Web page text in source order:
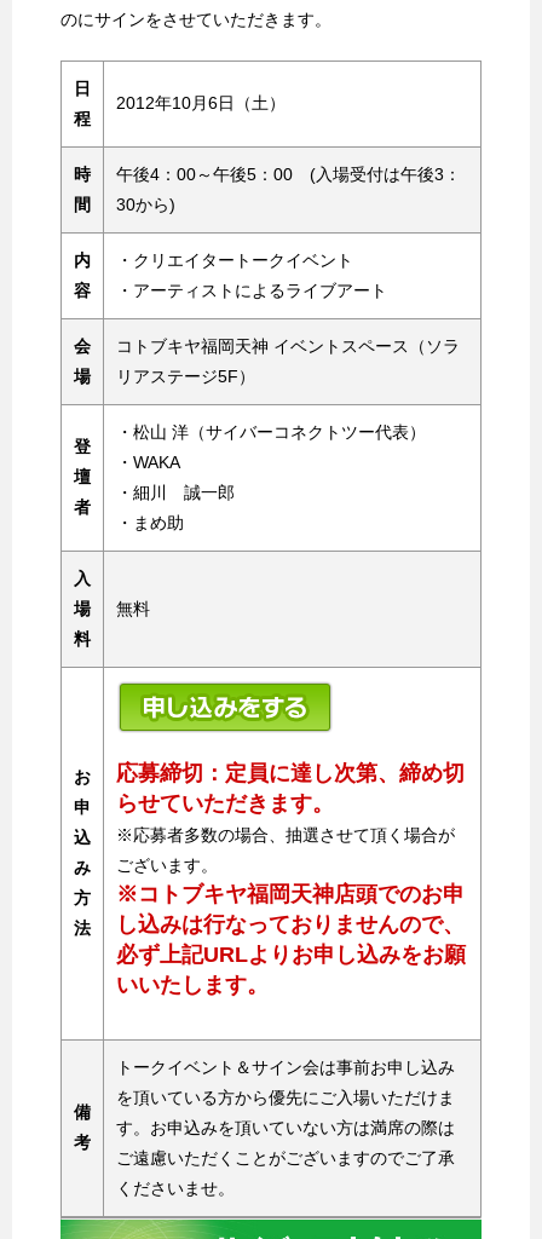
のにサインをさせていただきます。
日
程
2012年10月6日（土）
時
間
午後4：00～午後5：00 (入場受付は午後3：
30から)
内
容
・クリエイタートークイベント
・アーティストによるライブアート
会
場
コトブキヤ福岡天神 イベントスペース（ソラ
リアステージ5F）
登
壇
者
・松山 洋（サイバーコネクトツー代表）
・WAKA
・細川 誠一郎
・まめ助
入
場
料
無料
お
申
込
み
方
法
応募締切：定員に達し次第、締め切
らせていただきます。
※応募者多数の場合、抽選させて頂く場合が
ございます。
※コトブキヤ福岡天神店頭でのお申
し込みは行なっておりませんので、
必ず上記URLよりお申し込みをお願
いいたします。
備
考
トークイベント＆サイン会は事前お申し込み
を頂いている方から優先にご入場いただけま
す。お申込みを頂いていない方は満席の際は
ご遠慮いただくことがございますのでご了承
くださいませ。